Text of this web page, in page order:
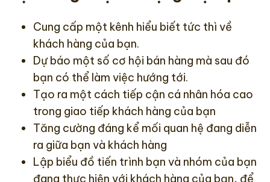
Cung cấp một kênh hiểu biết tức thì về
khách hàng của bạn.
Dự báo một số cơ hội bán hàng mà sau đó
bạn có thể làm việc hướng tới.
Tạo ra một cách tiếp cận cá nhân hóa cao
trong giao tiếp khách hàng của bạn
Tăng cường đáng kể mối quan hệ đang diễn
ra giữa bạn và khách hàng
Lập biểu đồ tiến trình bạn và nhóm của bạn
đang thực hiện với khách hàng của bạn, để